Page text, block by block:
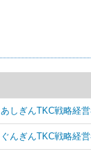
あしぎんTKC戦略経
ぐんぎんTKC戦略経